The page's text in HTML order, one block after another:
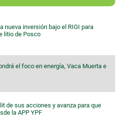
nueva inversión bajo el RIGI para
litio de Posco
el foco en energía, Vaca Muerta e
de sus acciones y avanza para que
la APP YPF